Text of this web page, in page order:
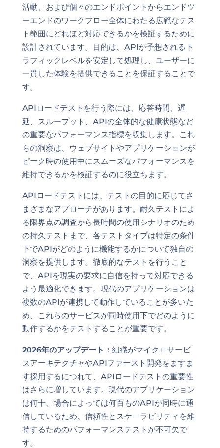
活動、および個々のエンドポイントからエンドツ
ーエンドのワークフロー全体にわたる広範なテス
ト範囲にどれほど対応できるかを検証するために
設計されています。目的は、APIが予想されるト
ラフィックレベルを安定して処理し、ユーザーに
一貫した体験を提供できることを保証することで
す。
APIロードテストを行う際には、応答時間、遅
延、スループット、APIの全体的な健康状態など
の重要なパフォーマンス指標を収集します。これ
らの洞察は、ウェブサイトやアプリケーションが
ピーク時の使用中にスムーズなパフォーマンスを
維持できるかを検証するのに役立ちます。
APIロードテストには、テストの目的に応じてさ
まざまなアプローチがあります。耐久テストによ
る限界点の調査から長時間の使用シナリオのため
の持久テストまで、各テストタイプは特定の条件
下でAPIがどのように機能するかについて独自の
洞察を提供します。徹底的なテストを行うこと
で、APIを現実の要求に自信を持って対応できる
よう最適化できます。現代のアプリケーションは
複数のAPIが連携して動作していることが多いた
め、これらのサービスが同時使用下でどのように
動作するかをテストすることが重要です。
2026年のアップデート： 組織がマイクロサービ
スアーキテクチャやAPIファースト開発をますま
す採用するにつれて、APIロードテストの重要性
はさらに増しています。現代のアプリケーション
は何十、場合によっては何百ものAPIが同時に通
信しているため、信頼性とスケーラビリティを維
持するためのパフォーマンステストが不可欠で
す。